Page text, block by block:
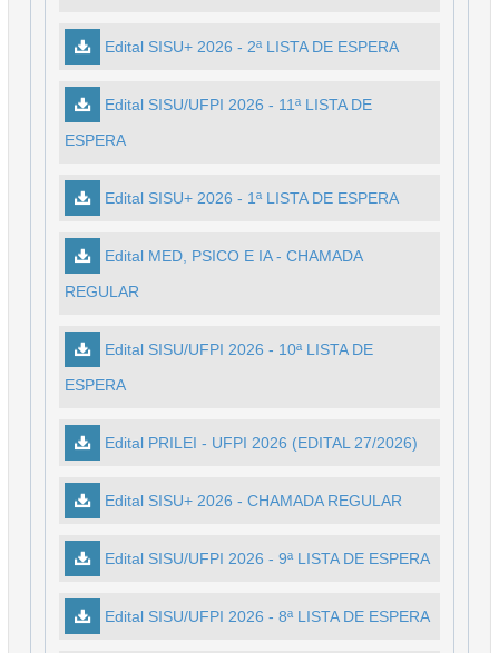
Edital SISU+ 2026 - 2ª LISTA DE ESPERA
Edital SISU/UFPI 2026 - 11ª LISTA DE
ESPERA
Edital SISU+ 2026 - 1ª LISTA DE ESPERA
Edital MED, PSICO E IA - CHAMADA
REGULAR
Edital SISU/UFPI 2026 - 10ª LISTA DE
ESPERA
Edital PRILEI - UFPI 2026 (EDITAL 27/2026)
Edital SISU+ 2026 - CHAMADA REGULAR
Edital SISU/UFPI 2026 - 9ª LISTA DE ESPERA
Edital SISU/UFPI 2026 - 8ª LISTA DE ESPERA